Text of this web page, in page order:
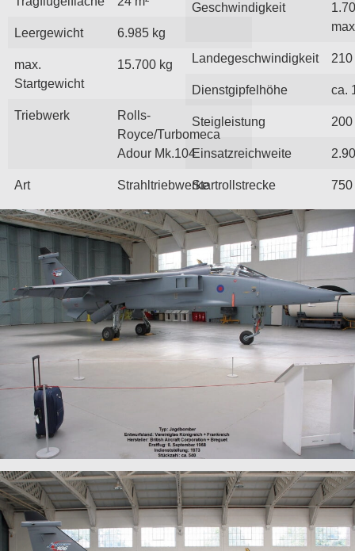
Leergewicht 6.985 kg
max.
Startgewicht
15.700 kg
Triebwerk
Rolls-
Royce/Turbomeca
Adour Mk.104
Art Strahltriebwerke
Geschwindigkeit
Landegeschwindigkeit
Dienstgipfelhöhe ca.
Steigleistung
Einsatzreichweite
Startrollstrecke 750